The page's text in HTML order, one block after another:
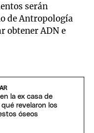
serán
de Antropología
obtener ADN e
la ex casa de
revelaron los
óseos